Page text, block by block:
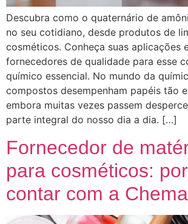
Descubra como o quaternário de
no seu cotidiano, desde produtos de
cosméticos. Conheça suas aplicações
fornecedores de qualidade para esse
químico essencial. No mundo da
compostos desempenham papéis tão
embora muitas vezes passem
parte integral do nosso dia a dia. […]
Fornecedor de
para cosméticos:
contar com a